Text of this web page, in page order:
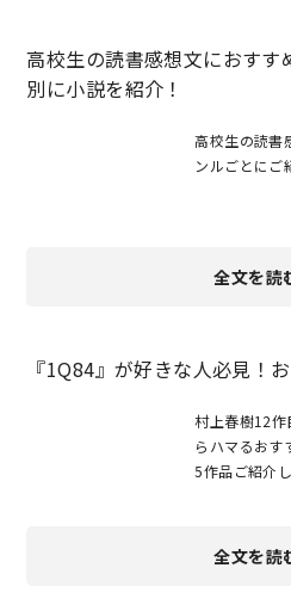
高校生の読書感想文におすす
別に小説を紹介！
高校生の読書
ンルごとにご
全文を読
『1Q84』が好きな人必見！
村上春樹12
らハマるおす
5作品ご紹介
全文を読